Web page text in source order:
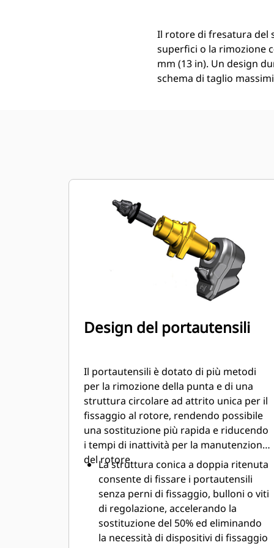
Il rotore di fresatura del
superfici o la rimozione
mm (13 in). Un design
schema di taglio
Design del portautensili
Il portautensili è dotato di più metodi
per la rimozione della punta e di una
struttura circolare ad attrito unica per il
fissaggio al rotore, rendendo possibile
una sostituzione più rapida e riducendo
i tempi di inattività per la manutenzione
del rotore.
La struttura conica a doppia ritenuta
consente di fissare i portautensili
senza perni di fissaggio, bulloni o viti
di regolazione, accelerando la
sostituzione del 50% ed eliminando
la necessità di dispositivi di fissaggio